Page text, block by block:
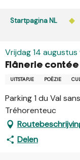
Startpagina NL
Vrijdag 14
Flânerie contée
UITSTAPJE POËZIE
Parking 1 du Val
Tréhorenteuc
Delen